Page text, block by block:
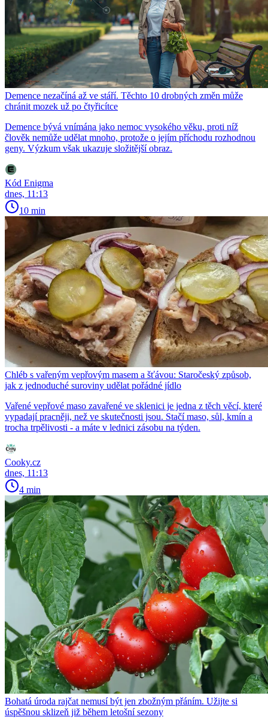
Demence nezačíná až ve stáří. Těchto 10 drobných změn může
chránit mozek už po čtyřicítce
Demence bývá vnímána jako nemoc vysokého věku, proti níž
člověk nemůže udělat mnoho, protože o jejím příchodu rozhodnou
geny. Výzkum však ukazuje složitější obraz.
Kód Enigma
dnes, 11:13
10 min
Chléb s vařeným vepřovým masem a šťávou: Staročeský způsob,
jak z jednoduché suroviny udělat pořádné jídlo
Vařené vepřové maso zavařené ve sklenici je jedna z těch věcí, které
vypadají pracněji, než ve skutečnosti jsou. Stačí maso, sůl, kmín a
trocha trpělivosti - a máte v lednici zásobu na týden.
Cooky.cz
dnes, 11:13
4 min
Bohatá úroda rajčat nemusí být jen zbožným přáním. Užijte si
úspěšnou sklizeň již během letošní sezony